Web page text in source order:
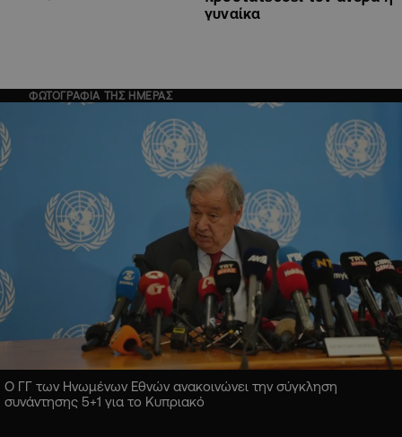
γυναίκα
ΦΩΤΟΓΡΑΦΙΑ ΤΗΣ ΗΜΕΡΑΣ
Ο ΓΓ των Ηνωμένων Εθνών ανακοινώνει την σύγκληση
συνάντησης 5+1 για το Κυπριακό